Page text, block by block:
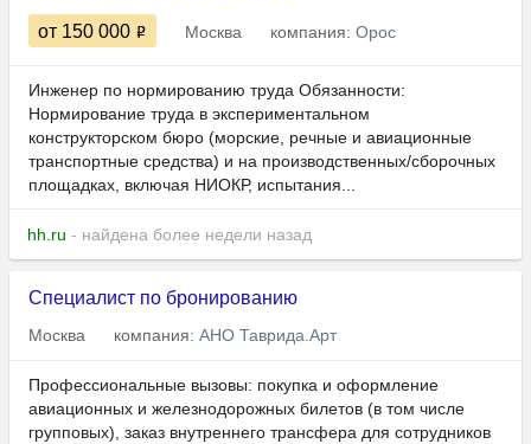
от 150 000 Москва компания: Орос
Инженер по нормированию труда Обязанности:
Нормирование труда в экспериментальном
конструкторском бюро (морские, речные и авиационные
транспортные средства) и на производственных/сборочных
площадках, включая НИОКР, испытания...
hh.ru - найдена более недели назад
Специалист по бронированию
Москва компания: АНО Таврида.Арт
Профессиональные вызовы: покупка и оформление
авиационных и железнодорожных билетов (в том числе
групповых), заказ внутреннего трансфера для сотрудников